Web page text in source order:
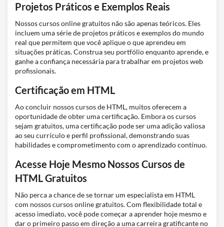
Projetos Práticos e Exemplos Reais
Nossos cursos online gratuitos não são apenas teóricos. Eles
incluem uma série de projetos práticos e exemplos do mundo
real que permitem que você aplique o que aprendeu em
situações práticas. Construa seu portfólio enquanto aprende, e
ganhe a confiança necessária para trabalhar em projetos web
profissionais.
Certificação em HTML
Ao concluir nossos cursos de HTML, muitos oferecem a
oportunidade de obter uma certificação. Embora os cursos
sejam gratuitos, uma certificação pode ser uma adição valiosa
ao seu currículo e perfil profissional, demonstrando suas
habilidades e comprometimento com o aprendizado contínuo.
Acesse Hoje Mesmo Nossos Cursos de
HTML Gratuitos
Não perca a chance de se tornar um especialista em HTML
com nossos cursos online gratuitos. Com flexibilidade total e
acesso imediato, você pode começar a aprender hoje mesmo e
dar o primeiro passo em direção a uma carreira gratificante no